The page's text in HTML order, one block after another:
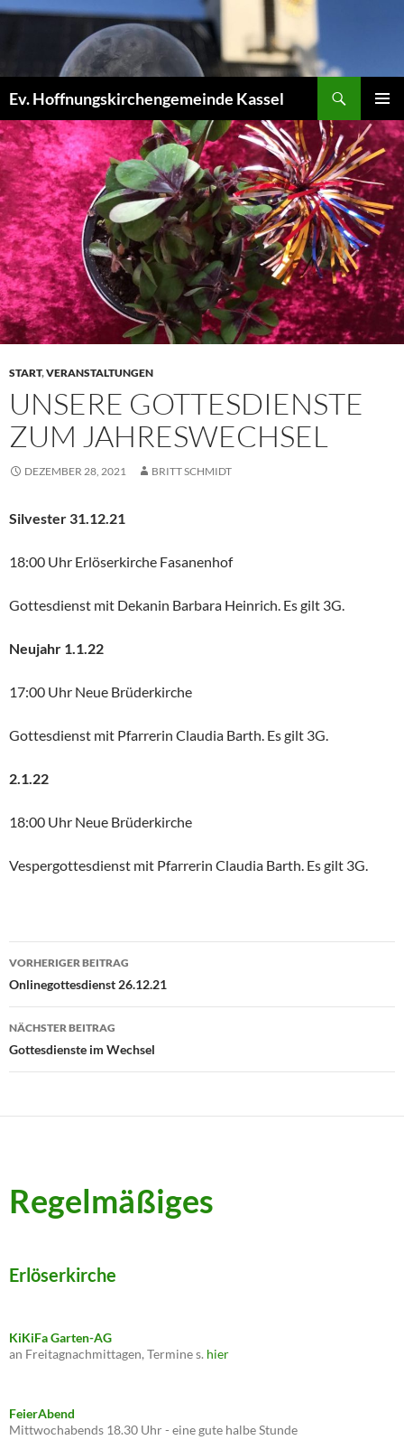
Zum
Ev. Hoffnungskirchengemeinde Kassel
MENÜ
START,VERANSTALTUNGEN
UNSERE GOTTESDIENSTE
ZUM JAHRESWECHSEL
DEZEMBER 28, 2021 BRITT SCHMIDT
Silvester 31.12.21
18:00 Uhr Erlöserkirche Fasanenhof
Gottesdienst mit Dekanin Barbara Heinrich. Es gilt 3G.
Neujahr 1.1.22
17:00 Uhr Neue Brüderkirche
Gottesdienst mit Pfarrerin Claudia Barth. Es gilt 3G.
2.1.22
18:00 Uhr Neue Brüderkirche
Vespergottesdienst mit Pfarrerin Claudia Barth. Es gilt 3G.
Beitragsnavigation
VORHERIGER BEITRAG
Onlinegottesdienst 26.12.21
NÄCHSTER BEITRAG
Gottesdienste im Wechsel
Regelmäßiges
Erlöserkirche
KiKiFa Garten-AG
an Freitagnachmittagen, Termine s. hier
FeierAbend
Mittwochabends 18.30 Uhr - eine gute halbe Stunde